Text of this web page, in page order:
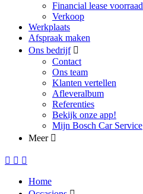
Financial lease voorraad
Verkoop
Werkplaats
Afspraak maken
Ons bedrijf
Contact
Ons team
Klanten vertellen
Afleveralbum
Referenties
Bekijk onze app!
Mijn Bosch Car Service
Meer
Home